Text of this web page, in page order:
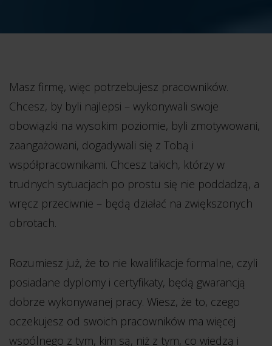
Masz firmę, więc potrzebujesz pracowników.
Chcesz, by byli najlepsi – wykonywali swoje
obowiązki na wysokim poziomie, byli zmotywowani,
zaangażowani, dogadywali się z Tobą i
współpracownikami. Chcesz takich, którzy w
trudnych sytuacjach po prostu się nie poddadzą, a
wręcz przeciwnie – będą działać na zwiększonych
obrotach.
Rozumiesz już, że to nie kwalifikacje formalne, czyli
posiadane dyplomy i certyfikaty, będą gwarancją
dobrze wykonywanej pracy. Wiesz, że to, czego
oczekujesz od swoich pracowników ma więcej
wspólnego z tym, kim są, niż z tym, co wiedzą i